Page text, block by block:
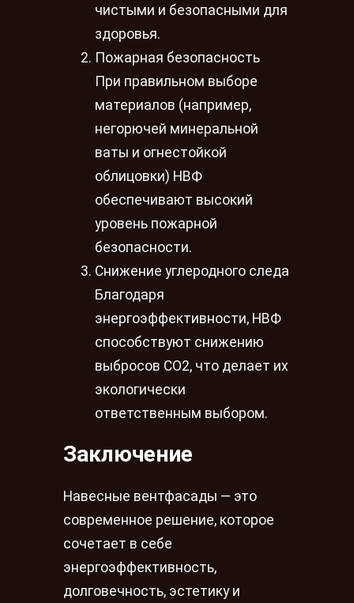
чистыми и безопасными для
здоровья.
Пожарная безопасность
При правильном выборе
материалов (например,
негорючей минеральной
ваты и огнестойкой
облицовки) НВФ
обеспечивают высокий
уровень пожарной
безопасности.
Снижение углеродного следа
Благодаря
энергоэффективности, НВФ
способствуют снижению
выбросов CO2, что делает их
экологически
ответственным выбором.
Заключение
Навесные вентфасады — это
современное решение, которое
сочетает в себе
энергоэффективность,
долговечность, эстетику и